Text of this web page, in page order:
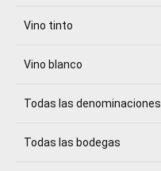
Vino tinto
Vino blanco
Todas las denominaciones
Todas las bodegas